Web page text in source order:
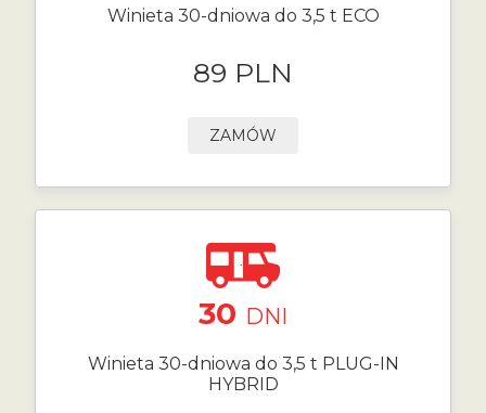
Winieta 30-dniowa do 3,5 t ECO
89 PLN
ZAMÓW
30 DNI
Winieta 30-dniowa do 3,5 t PLUG-IN
HYBRID